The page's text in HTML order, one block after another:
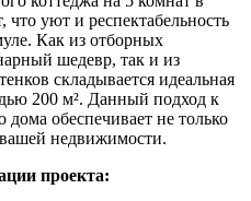
что уют и респектабельность
Как из отборных
шедевр, так и из
складывается идеальная
200 м². Данный подход к
дома обеспечивает не только
недвижимости.
проекта: